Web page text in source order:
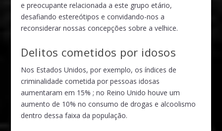
e preocupante relacionada a este grupo etário,
desafiando estereótipos e convidando-nos a
reconsiderar nossas concepções sobre a velhice.
Delitos cometidos por idosos
Nos Estados Unidos, por exemplo, os índices de
criminalidade cometida por pessoas idosas
aumentaram em 15% ; no Reino Unido houve um
aumento de 10% no consumo de drogas e alcoolismo
dentro dessa faixa da população.